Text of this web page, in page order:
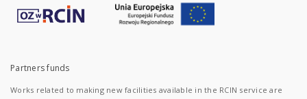
Partners funds
Works related to making new facilities available in the RCIN service are